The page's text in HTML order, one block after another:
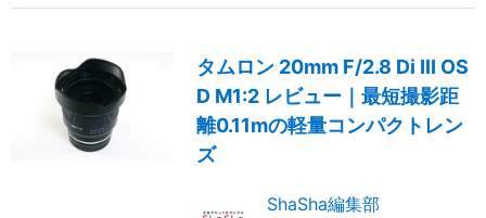
タムロン 20mm F/2.8 Di III OS
D M1:2 レビュー｜最短撮影距
離0.11mの軽量コンパクトレン
ズ
ShaSha編集部